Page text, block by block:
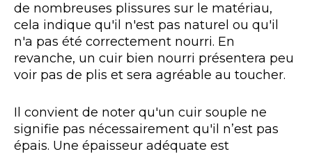
de nombreuses plissures sur le matériau,
cela indique qu'il n'est pas naturel ou qu'il
n'a pas été correctement nourri. En
revanche, un cuir bien nourri présentera peu
voir pas de plis et sera agréable au toucher.
Il convient de noter qu'un cuir souple ne
signifie pas nécessairement qu'il n’est pas
épais. Une épaisseur adéquate est